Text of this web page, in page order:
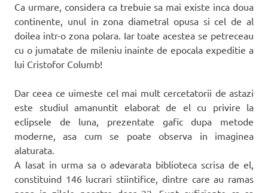
Ca urmare, considera ca trebuie sa mai existe inca doua
continente, unul in zona diametral opusa si cel de al
doilea intr-o zona polara. Iar toate acestea se petreceau
cu o jumatate de mileniu inainte de epocala expeditie a
lui Cristofor Columb!
Dar ceea ce uimeste cel mai mult cercetatorii de astazi
este studiul amanuntit elaborat de el cu privire la
eclipsele de luna, prezentate gafic dupa metode
moderne, asa cum se poate observa in imaginea
alaturata.
A lasat in urma sa o adevarata biblioteca scrisa de el,
constituind 146 lucrari stiintifice, dintre care au ramas